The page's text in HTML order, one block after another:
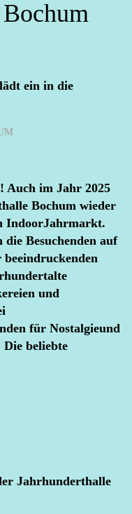
ein in die
Auch im Jahr 2025
Bochum wieder
IndoorJahrmarkt.
Besuchenden auf
und
für Nostalgieund
beliebte
Jahrhunderthalle